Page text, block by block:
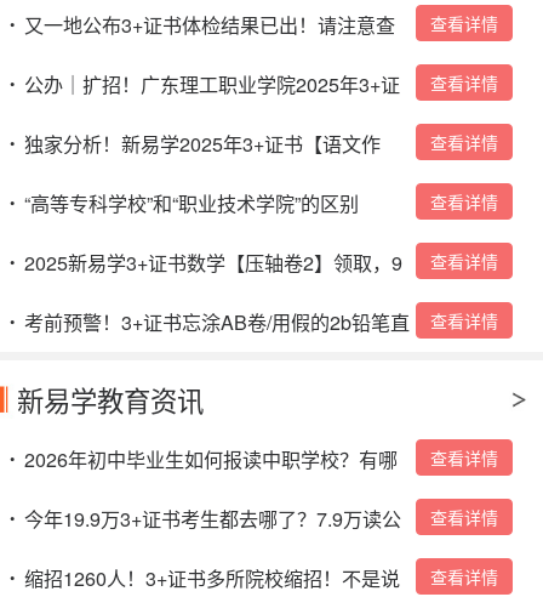
• 又一地公布3+证书体检结果已出！请注意查
询！
查看详情
• 公办｜扩招！广东理工职业学院2025年3+证
书招生计划
查看详情
• 独家分析！新易学2025年3+证书【语文作
文】预测！看完作文不得50分+？
查看详情
• “高等专科学校”和“职业技术学院”的区别 查看详情
• 2025新易学3+证书数学【压轴卷2】领取，9
号晚上19：30开讲！
查看详情
• 考前预警！3+证书忘涂AB卷/用假的2b铅笔直
接0分？
查看详情
新易学教育资讯
• 2026年初中毕业生如何报读中职学校？有哪
些入读方式？
查看详情
• 今年19.9万3+证书考生都去哪了？7.9万读公
办，4.4万读民办，超7万人陪跑成“炮灰”！！
查看详情
• 缩招1260人！3+证书多所院校缩招！不是说 查看详情